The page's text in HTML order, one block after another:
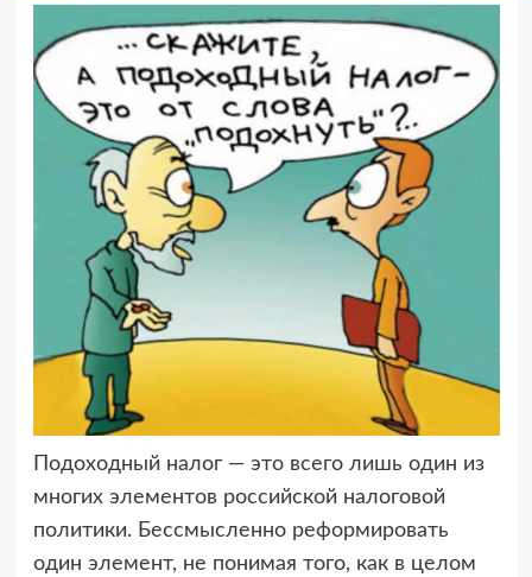
Подоходный налог — это всего лишь один из
многих элементов российской налоговой
политики. Бессмысленно реформировать
один элемент, не понимая того, как в целом